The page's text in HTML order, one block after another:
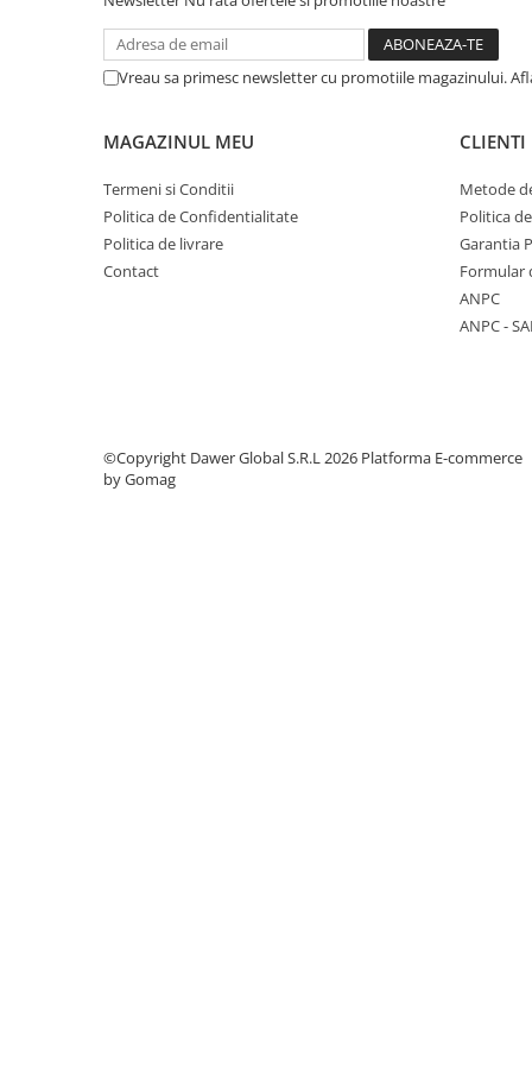
Accesorii Compresoare
Articole uz casnic
Intretinere locuinta
Iluminat si electrice
Cabluri electrice si conductori
Scule si unelte
Mori electrice
Accesorii mori electrice
Vreau sa primesc newsletter cu promotiile magazinului.
MAGAZINUL MEU
Termeni si Conditii
Politica de Confidentialitate
Politica de livrare
Contact
CLIENTI
Metode
Politica
Garantia
Formular
ANPC
ANPC -
©Copyright Dawer Global S.R.L 2026 Platforma E-commerce
by Gomag